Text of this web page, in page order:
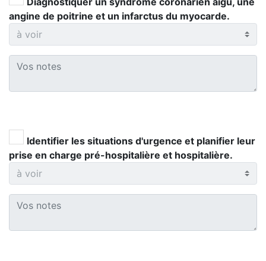
angine de poitrine et un infarctus du myocarde.
Identifier les situations d'urgence et planifier leur
prise en charge pré-hospitalière et hospitalière.